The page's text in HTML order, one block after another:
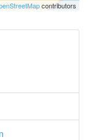
contributors